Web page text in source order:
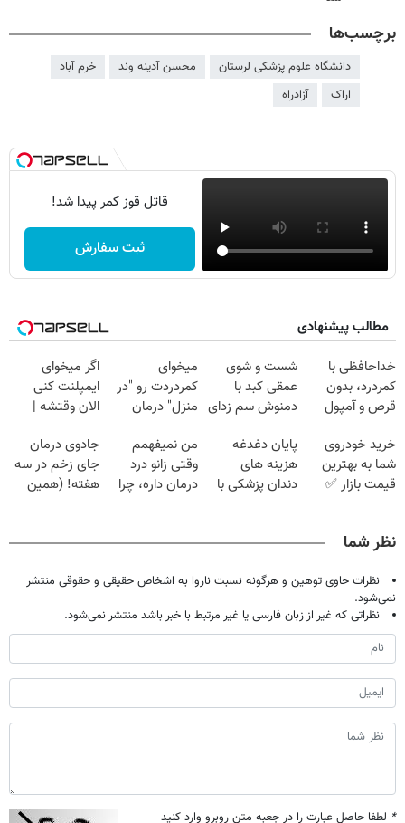
برچسب‌ها
دانشگاه علوم پزشکی لرستان محسن آدینه وند
خرم آباد
اراک
آزادراه
قاتل قوز کمر پیدا شد!
ثبت سفارش
مطالب پیشنهادی
خداحافظی با
کمردرد، بدون
قرص و آمپول
شست و شوی
عمقی کبد با
دمنوش سم زدای
میخوای
کمردردت رو "در
منزل" درمان
◂پرسش‌نامه)
اگر میخوای
ایمپلنت کنی
الان وقتشه |
میلیون تومان!!!
خرید خودروی
شما به بهترین
قیمت بازار ✅
پایان دغدغه
هزینه های
دندان پزشکی با
من نمیفهمم
وقتی زانو درد
درمان داره، چرا
جادوی درمان
جای زخم در سه
هفته! (همین
نظر شما
نظرات حاوی توهین و هرگونه نسبت ناروا به اشخاص حقیقی و حقوقی منتشر
نمی‌شود.
نظراتی که غیر از زبان فارسی یا غیر مرتبط با خبر باشد منتشر نمی‌شود.
* لطفا حاصل عبارت را در جعبه متن روبرو وارد کنید